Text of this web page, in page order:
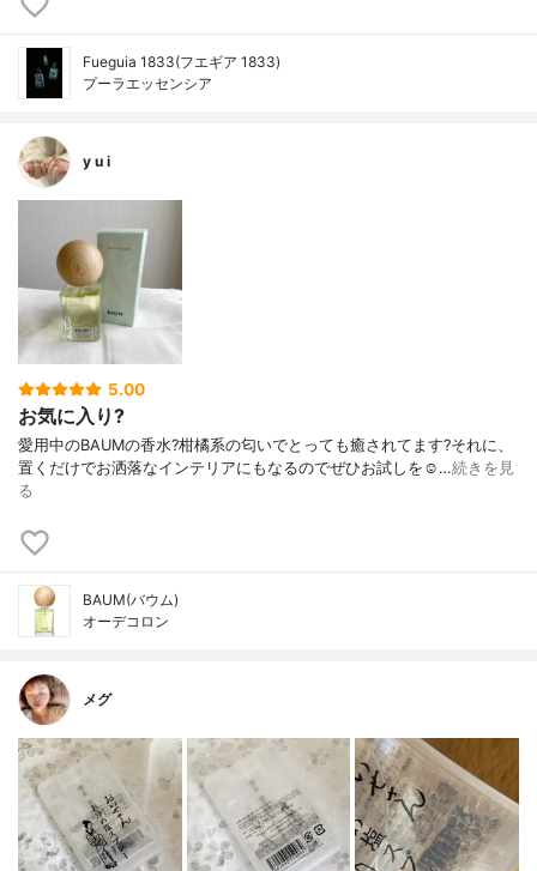
Fueguia 1833(フエギア 1833)
プーラエッセンシア
y u i
5.00
お気に入り?
愛用中のBAUMの香水?柑橘系の匂いでとっても癒されてます?それに、
置くだけでお洒落なインテリアにもなるのでぜひお試しを☺️…続きを見
る
BAUM(バウム)
オーデコロン
メグ